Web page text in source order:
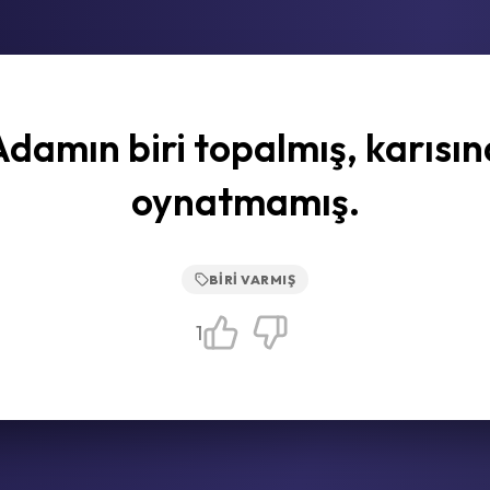
biri topalmış,
oynatmamış.
BIRI VARMIŞ
1